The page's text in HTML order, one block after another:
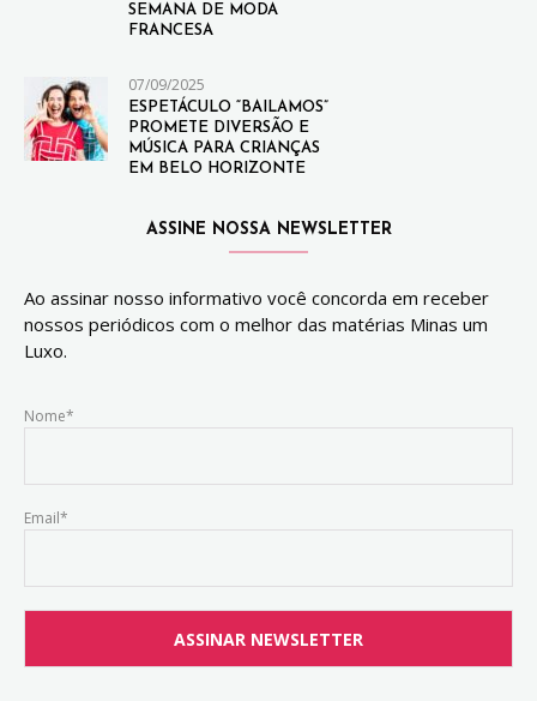
SEMANA DE MODA
FRANCESA
07/09/2025
ESPETÁCULO “BAILAMOS”
PROMETE DIVERSÃO E
MÚSICA PARA CRIANÇAS
EM BELO HORIZONTE
ASSINE NOSSA NEWSLETTER
Ao assinar nosso informativo você concorda em receber
nossos periódicos com o melhor das matérias Minas um
Luxo.
Nome*
Email*